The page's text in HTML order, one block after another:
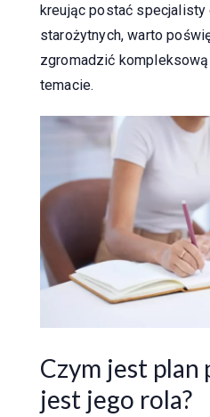
kreując postać
starożytnych, warto
zgromadzić
temacie.
Czym jest plan
jest jego rola?